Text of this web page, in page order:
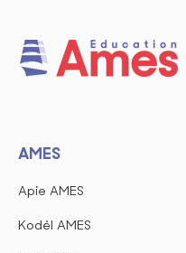
AMES
Apie AMES
Kodėl AMES